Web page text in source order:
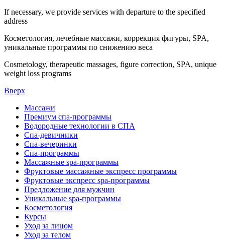
If necessary, we provide services with departure to the specified
address
Косметология, лечебные массажи, коррекция фигуры, SPA,
уникальные программы по снижению веса
Cosmetology, therapeutic massages, figure correction, SPA, unique
weight loss programs
Вверх
Массажи
Премиум спа-программы
Водородные технологии в СПА
Спа-девичники
Спа-вечеринки
Спа-программы
Массажные spa-программы
Фруктовые массажные экспресс программы
Фруктовые экспресс spa-программы
Предложение для мужчин
Уникальные spa-программы
Косметология
Курсы
Уход за лицом
Уход за телом